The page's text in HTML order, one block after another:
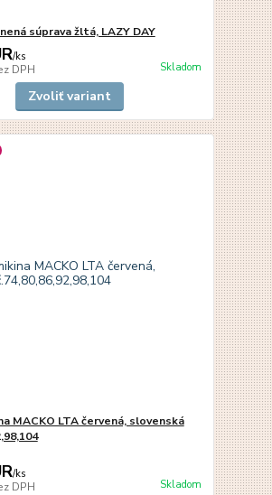
súprava žltá, LAZY DAY
/ks
DPH Skladom
Zvoliť variant
MACKO LTA červená, slovenská
/ks
DPH Skladom